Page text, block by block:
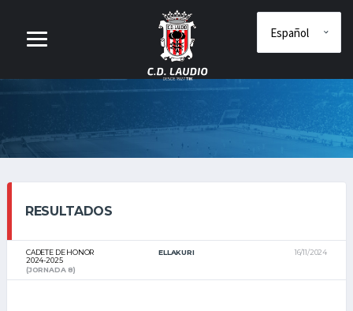
RESULTADOS
CADETE DE HONOR
2024-2025
ELLAKURI
16/11/2024
(JORNADA 8)